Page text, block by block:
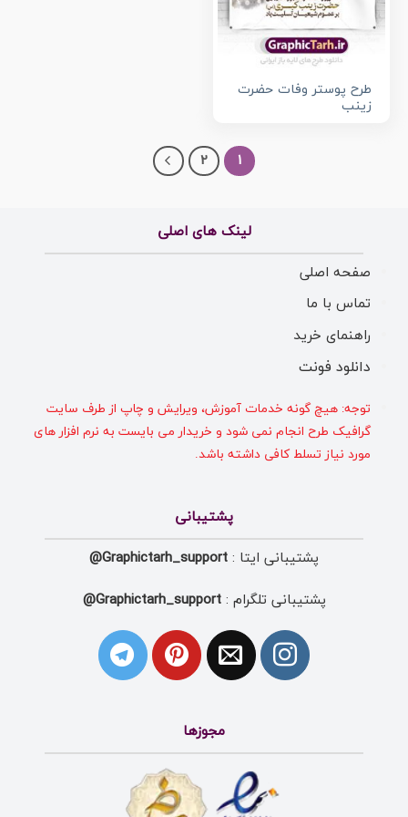
طرح پوستر وفات حضرت
زینب
1
2
لینک های اصلی
صفحه اصلی
تماس با ما
راهنمای خرید
دانلود فونت
توجه: هیچ گونه خدمات آموزش، ویرایش و چاپ از طرف سایت
گرافیک طرح انجام نمی شود و خریدار می بایست به نرم افزار های
مورد نیاز تسلط کافی داشته باشد.
پشتیبانی
پشتیبانی ایتا : Graphictarh_support@
پشتیبانی تلگرام :Graphictarh_support@
مجوزها